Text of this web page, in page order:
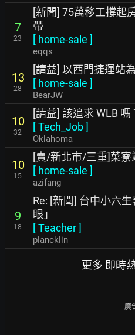
7
23
[新聞] 75萬移工撐起
帶
[ home-sale ]
eqqs
13
28
[請益] 以西門捷運站
[ home-sale ]
BearJW
10
32
[請益] 該追求 WLB 嗎
[Tech_Job]
Oklahoma
10
15
[賣/新北市/三重]菜
[ home-sale ]
azifang
9
18
Re: [新聞] 台中小六
眼」
[Teacher]
plancklin
更多 即時
廣